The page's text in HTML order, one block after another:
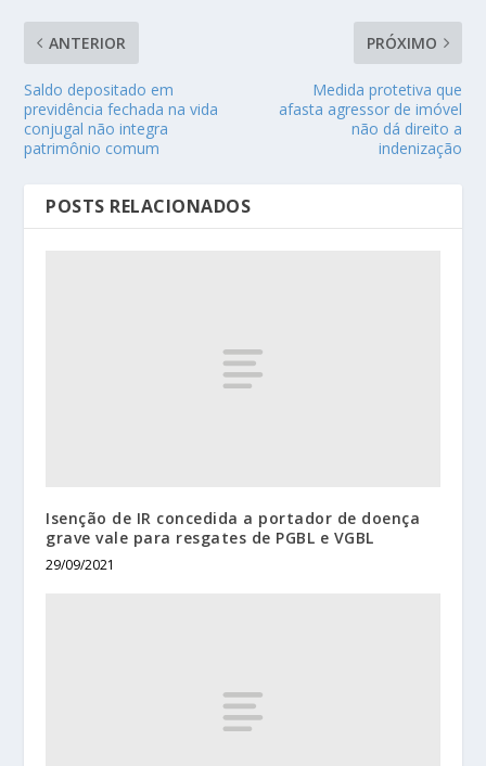
ANTERIOR
Saldo depositado em
previdência fechada na vida
conjugal não integra
patrimônio comum
PRÓXIMO
Medida protetiva que
afasta agressor de imóvel
não dá direito a
indenização
POSTS RELACIONADOS
Isenção de IR concedida a portador de doença
grave vale para resgates de PGBL e VGBL
29/09/2021